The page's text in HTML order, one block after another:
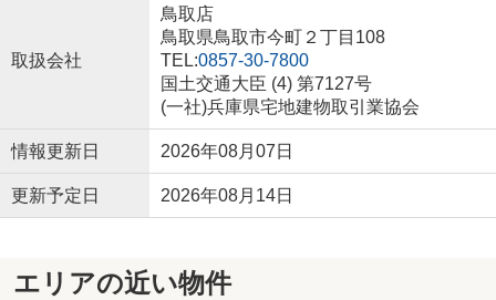
取扱会社
鳥取店
鳥取県鳥取市今町２丁目108
TEL:0857-30-7800
国土交通大臣 (4) 第7127号
(一社)兵庫県宅地建物取引業協会
情報更新日 2026年08月07日
更新予定日 2026年08月14日
エリアの近い物件